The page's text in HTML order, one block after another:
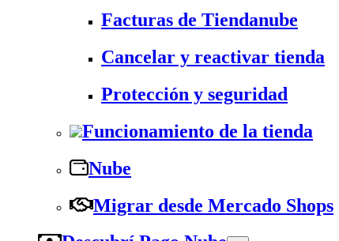
Facturas de Tiendanube
Cancelar y reactivar tienda
Protección y seguridad
Funcionamiento de la tienda
Nube
Migrar desde Mercado Shops